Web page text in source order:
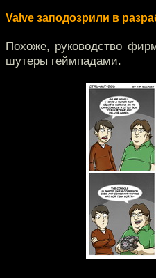
Valve заподозрили в
Похоже, руководство
шутеры геймпадами.